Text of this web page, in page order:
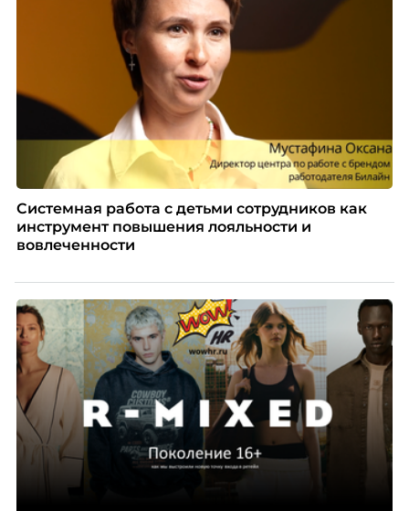
Системная работа с детьми сотрудников как
инструмент повышения лояльности и
вовлеченности